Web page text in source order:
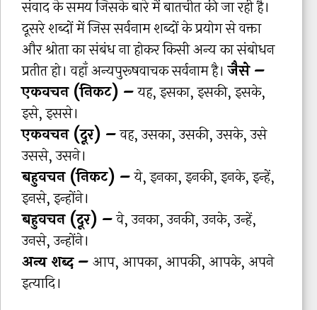
संवाद के समय जिसके बारे में बातचीत की जा रही है।
दूसरे शब्दों में जिस सर्वनाम शब्दों के प्रयोग से वक्ता
और श्रोता का संबंध ना होकर किसी अन्य का संबोधन
प्रतीत हो। वहाँ अन्यपुरूषवाचक सर्वनाम है।जैसे –
एकवचन (निकट) –यह, इसका, इसकी, इसके,
इसे, इससे।
एकवचन (दूर) –वह, उसका, उसकी, उसके, उसे
उससे, उसने।
बहुवचन (निकट) –ये, इनका, इनकी, इनके, इन्हें,
इनसे, इन्होंने।
बहुवचन (दूर) –वे, उनका, उनकी, उनके, उन्हें,
उनसे, उन्होंने।
अन्य शब्द –आप, आपका, आपकी, आपके, अपने
इत्यादि।